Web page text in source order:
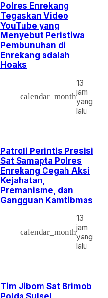
Polres Enrekang
Tegaskan Video
YouTube yang
Menyebut Peristiwa
Pembunuhan di
Enrekang adalah
Hoaks
calendar_month
13
jam
yang
lalu
Patroli Perintis Presisi
Sat Samapta Polres
Enrekang Cegah Aksi
Kejahatan,
Premanisme, dan
Gangguan Kamtibmas
calendar_month
13
jam
yang
lalu
Tim Jibom Sat Brimob